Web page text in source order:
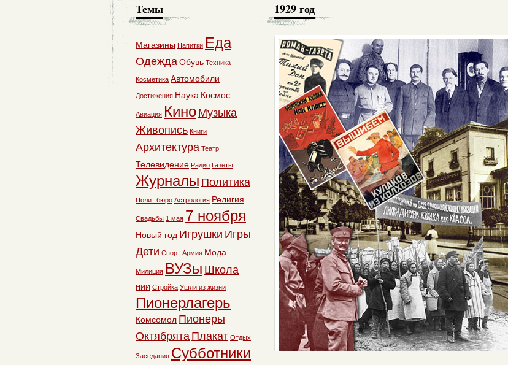
1929 год
Темы
Магазины Напитки Еда
ОдеждаОбувь Техника
Косметика Автомобили
Достижения Наука Космос
Авиация Кино Музыка
Живопись Книги
Архитектура Театр
Телевидение Радио Газеты
Журналы Политика
Полит бюро Астрология Религия
Свадьбы 1 мая 7 ноября
Новый год Игрушки Игры
Дети Спорт Армия Мода
Милиция ВУЗы Школа
НИИ Стройка Ушли из жизни
Пионерлагерь
Комсомол Пионеры
Октябрята Плакат Отдых
Заседания Субботники